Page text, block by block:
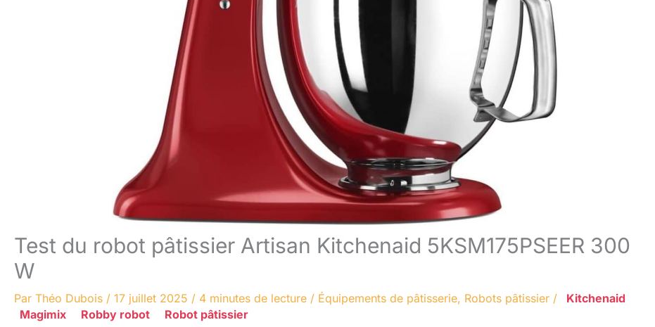
Test du robot pâtissier Artisan Kitchenaid 5KSM175PSEER 300
W
Par Théo Dubois / 17 juillet 2025 / 4 minutes de lecture / Équipements de pâtisserie, Robots pâtissier /
Kitchenaid
Magimix
Robby robot Robot pâtissier